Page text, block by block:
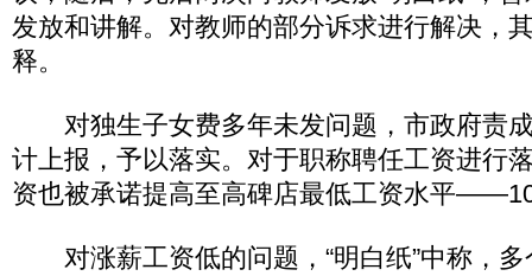
发放和讲解。对教师的部分诉求进行解决，
释。
对独生子女费多年未发问题，市政府责
计上报，予以落实。对于职称聘任工资进行
资也被承诺提高至高碑店最低工资水平
对涨薪工资低的问题，“明白纸”中称，多